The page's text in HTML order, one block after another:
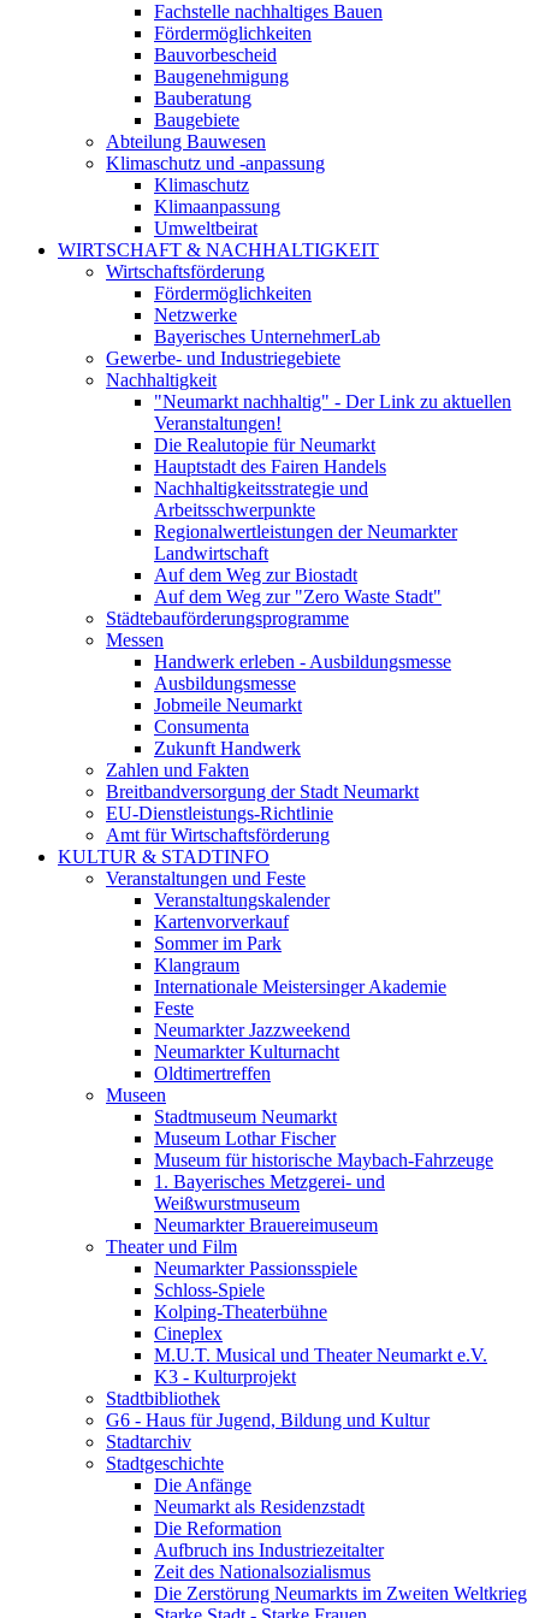
Fachstelle nachhaltiges Bauen
Fördermöglichkeiten
Bauvorbescheid
Baugenehmigung
Bauberatung
Baugebiete
Abteilung Bauwesen
Klimaschutz und -anpassung
Klimaschutz
Klimaanpassung
Umweltbeirat
WIRTSCHAFT & NACHHALTIGKEIT
Wirtschaftsförderung
Fördermöglichkeiten
Netzwerke
Bayerisches UnternehmerLab
Gewerbe- und Industriegebiete
Nachhaltigkeit
"Neumarkt nachhaltig" - Der Link zu aktuellen
Veranstaltungen!
Die Realutopie für Neumarkt
Hauptstadt des Fairen Handels
Nachhaltigkeitsstrategie und
Arbeitsschwerpunkte
Regionalwertleistungen der Neumarkter
Landwirtschaft
Auf dem Weg zur Biostadt
Auf dem Weg zur "Zero Waste Stadt"
Städtebauförderungsprogramme
Messen
Handwerk erleben - Ausbildungsmesse
Ausbildungsmesse
Jobmeile Neumarkt
Consumenta
Zukunft Handwerk
Zahlen und Fakten
Breitbandversorgung der Stadt Neumarkt
EU-Dienstleistungs-Richtlinie
Amt für Wirtschaftsförderung
KULTUR & STADTINFO
Veranstaltungen und Feste
Veranstaltungskalender
Kartenvorverkauf
Sommer im Park
Klangraum
Internationale Meistersinger Akademie
Feste
Neumarkter Jazzweekend
Neumarkter Kulturnacht
Oldtimertreffen
Museen
Stadtmuseum Neumarkt
Museum Lothar Fischer
Museum für historische Maybach-Fahrzeuge
1. Bayerisches Metzgerei- und
Weißwurstmuseum
Neumarkter Brauereimuseum
Theater und Film
Neumarkter Passionsspiele
Schloss-Spiele
Kolping-Theaterbühne
Cineplex
M.U.T. Musical und Theater Neumarkt e.V.
K3 - Kulturprojekt
Stadtbibliothek
G6 - Haus für Jugend, Bildung und Kultur
Stadtarchiv
Stadtgeschichte
Die Anfänge
Neumarkt als Residenzstadt
Die Reformation
Aufbruch ins Industriezeitalter
Zeit des Nationalsozialismus
Die Zerstörung Neumarkts im Zweiten Weltkrieg